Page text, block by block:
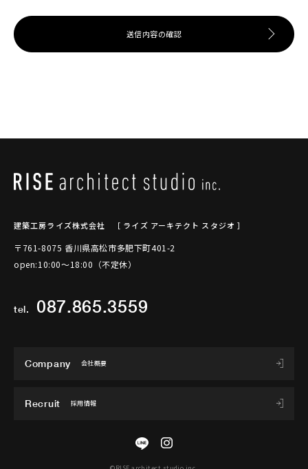
送信内容の確認
建築工房ライズ株式会社 ［ ライズ アーキテクト スタジオ ］
〒761-8075 香川県高松市多肥下町401-2
open:10:00～18:00（不定休）
tel. 087.865.3559
Company 会社概要
Recruit 採用情報